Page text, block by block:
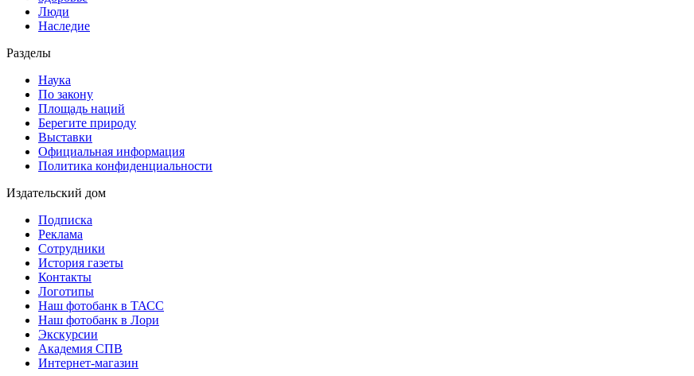
Люди
Наследие
Разделы
Наука
По закону
Площадь наций
Берегите природу
Выставки
Официальная информация
Политика конфиденциальности
Издательский дом
Подписка
Реклама
Сотрудники
История газеты
Контакты
Логотипы
Наш фотобанк в ТАСС
Наш фотобанк в Лори
Экскурсии
Академия СПВ
Интернет-магазин